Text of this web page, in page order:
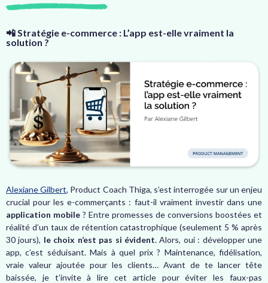
📲 Stratégie e-commerce : L’app est-elle vraiment la
solution ?
Alexiane Gilbert, Product Coach Thiga, s’est interrogée sur un enjeu
crucial pour les e-commerçants : faut-il vraiment investir dans une
application mobile ? Entre promesses de conversions boostées et
réalité d’un taux de rétention catastrophique (seulement 5 % après
30 jours), le choix n’est pas si évident. Alors, oui : développer une
app, c’est séduisant. Mais à quel prix ? Maintenance, fidélisation,
vraie valeur ajoutée pour les clients… Avant de te lancer tête
baissée, je t’invite à lire cet article pour éviter les faux-pas